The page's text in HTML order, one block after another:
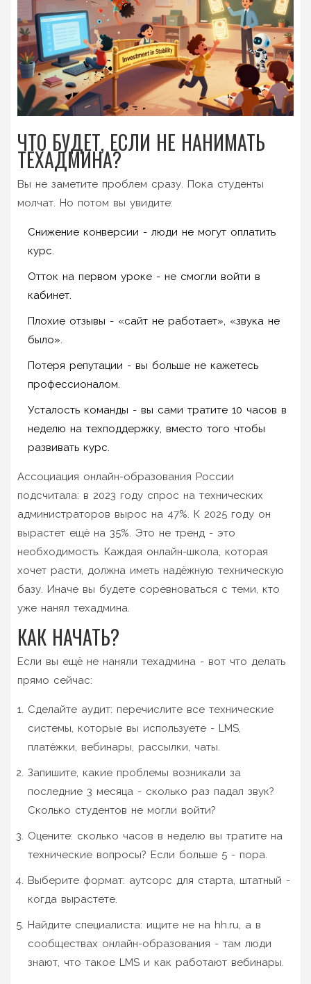
ЧТО БУДЕТ, ЕСЛИ НЕ НАНИМАТЬ
ТЕХАДМИНА?
Вы не заметите проблем сразу. Пока студенты
молчат. Но потом вы увидите:
Снижение конверсии - люди не могут оплатить
курс.
Отток на первом уроке - не смогли войти в
кабинет.
Плохие отзывы - «сайт не работает», «звука не
было».
Потеря репутации - вы больше не кажетесь
профессионалом.
Усталость команды - вы сами тратите 10 часов в
неделю на техподдержку, вместо того чтобы
развивать курс.
Ассоциация онлайн-образования России
подсчитала: в 2023 году спрос на технических
администраторов вырос на 47%. К 2025 году он
вырастет ещё на 35%. Это не тренд - это
необходимость. Каждая онлайн-школа, которая
хочет расти, должна иметь надёжную техническую
базу. Иначе вы будете соревноваться с теми, кто
уже нанял техадмина.
КАК НАЧАТЬ?
Если вы ещё не наняли техадмина - вот что делать
прямо сейчас:
Сделайте аудит: перечислите все технические
системы, которые вы используете - LMS,
платёжки, вебинары, рассылки, чаты.
Запишите, какие проблемы возникали за
последние 3 месяца - сколько раз падал звук?
Сколько студентов не могли войти?
Оцените: сколько часов в неделю вы тратите на
технические вопросы? Если больше 5 - пора.
Выберите формат: аутсорс для старта, штатный -
когда вырастете.
Найдите специалиста: ищите не на hh.ru, а в
сообществах онлайн-образования - там люди
знают, что такое LMS и как работают вебинары.